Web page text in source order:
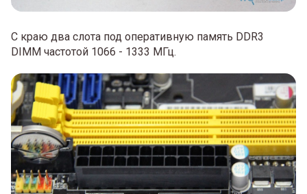
С краю два слота под оперативную память DDR3
DIMM частотой 1066 - 1333 МГц.